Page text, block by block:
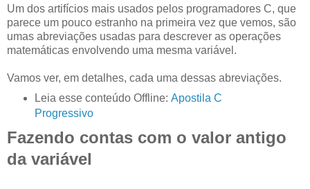
Um dos artifícios mais usados pelos programadores C, que
parece um pouco estranho na primeira vez que vemos, são
umas abreviações usadas para descrever as operações
matemáticas envolvendo uma mesma variável.
Vamos ver, em detalhes, cada uma dessas abreviações.
Leia esse conteúdo Offline: Apostila C
Progressivo
Fazendo contas com o valor antigo
da variável